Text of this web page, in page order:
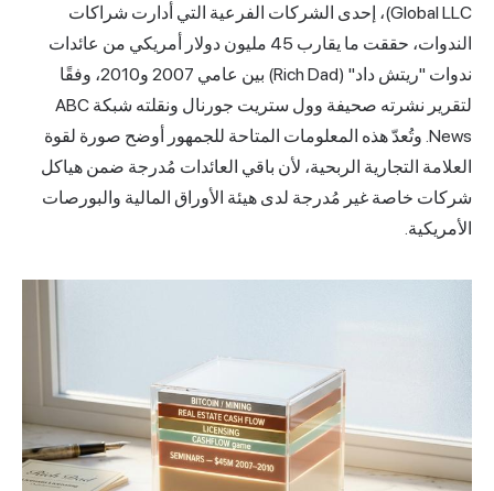
Global LLC)، إحدى الشركات الفرعية التي أدارت شراكات
الندوات، حققت ما يقارب 45 مليون دولار أمريكي من عائدات
ندوات "ريتش داد" (Rich Dad) بين عامي 2007 و2010، وفقًا
لتقرير نشرته صحيفة وول ستريت جورنال ونقلته شبكة ABC
News. وتُعدّ هذه المعلومات المتاحة للجمهور أوضح صورة لقوة
العلامة التجارية الربحية، لأن باقي العائدات مُدرجة ضمن هياكل
شركات خاصة غير مُدرجة لدى هيئة الأوراق المالية والبورصات
الأمريكية.